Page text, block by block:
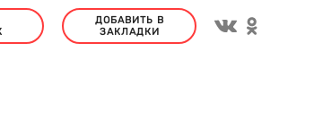
ДОБАВИТЬ В
ЗАКЛАДКИ